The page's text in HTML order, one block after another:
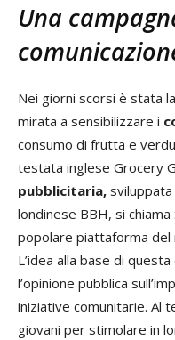
Una
Nei giorni scorsi è stata
mirata a sensibilizzare i
consumo di frutta e
testata inglese Grocery
pubblicitaria, sviluppata
londinese BBH, si
popolare piattaforma del
L’idea alla base di
l’opinione pubblica
iniziative comunitarie. Al
giovani per stimolare in